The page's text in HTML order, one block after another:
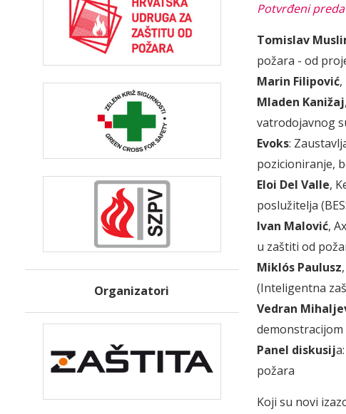
Organizatori
Potvrđeni
Tomislav
požara - od
Marin Filipović,
Mladen Kanižaj
vatrodojavnog
Evoks:
pozicioniranje,
Eloi Del Valle,
poslužitelja
Ivan Malović,
u zaštiti od
Miklós Paulusz
(Inteligentna
Vedran
demonstracijom
Panel diskusij
požara
Koji su novi